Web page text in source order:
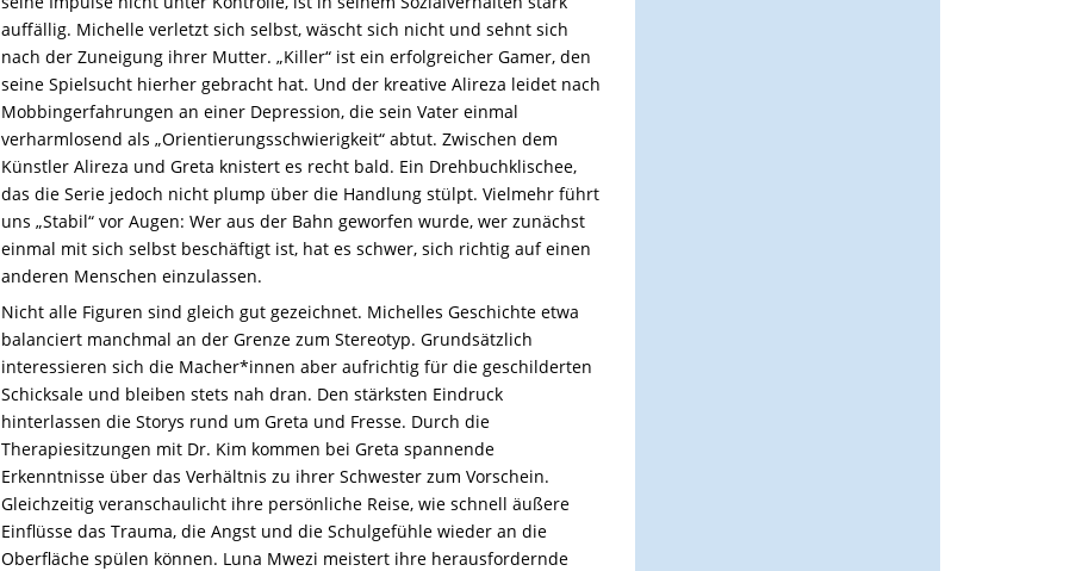
auffällig. Michelle verletzt sich selbst, wäscht sich nicht und sehnt sich
nach der Zuneigung ihrer Mutter. „Killer“ ist ein erfolgreicher Gamer, den
seine Spielsucht hierher gebracht hat. Und der kreative Alireza leidet nach
Mobbingerfahrungen an einer Depression, die sein Vater einmal
verharmlosend als „Orientierungsschwierigkeit“ abtut. Zwischen dem
Künstler Alireza und Greta knistert es recht bald. Ein Drehbuchklischee,
das die Serie jedoch nicht plump über die Handlung stülpt. Vielmehr führt
uns „Stabil“ vor Augen: Wer aus der Bahn geworfen wurde, wer zunächst
einmal mit sich selbst beschäftigt ist, hat es schwer, sich richtig auf einen
anderen Menschen einzulassen.
Nicht alle Figuren sind gleich gut gezeichnet. Michelles Geschichte etwa
balanciert manchmal an der Grenze zum Stereotyp. Grundsätzlich
interessieren sich die Macher*innen aber aufrichtig für die geschilderten
Schicksale und bleiben stets nah dran. Den stärksten Eindruck
hinterlassen die Storys rund um Greta und Fresse. Durch die
Therapiesitzungen mit Dr. Kim kommen bei Greta spannende
Erkenntnisse über das Verhältnis zu ihrer Schwester zum Vorschein.
Gleichzeitig veranschaulicht ihre persönliche Reise, wie schnell äußere
Einflüsse das Trauma, die Angst und die Schulgefühle wieder an die
Oberfläche spülen können. Luna Mwezi meistert ihre herausfordernde